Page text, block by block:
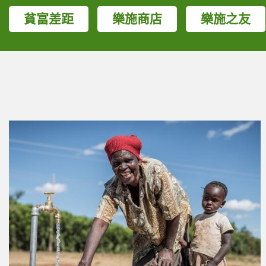
貧富差距
樂施商店 樂施之友